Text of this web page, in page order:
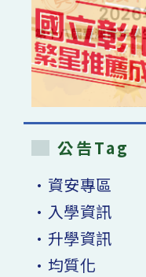
經
公
開
徵
選
由
中
險
有
司
獲
選
賡
承
作〉
中
公告Tag
•資安專區
•入學資訊
•升學資訊
•均質化